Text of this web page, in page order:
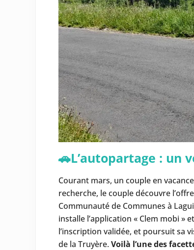
🚗L’autopartage : un
Courant mars, un couple en
recherche, le couple découvre
Communauté de Communes à
installe l’application « Clem mobi »
l’inscription validée, et poursuit sa
de la Truyère. Voilà l’une des